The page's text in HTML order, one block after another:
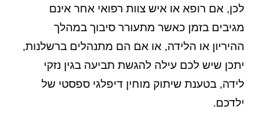
לכן, אם רופא או איש צוות רפואי אחר אינם
מגיבים בזמן כאשר מתעורר סיבוך במהלך
ההיריון או הלידה, או אם הם מתנהלים ברשלנות,
יתכן שיש לכם עילה להגשת תביעה בגין נזקי
לידה, בטענת שיתוק מוחין דיפלגי ספסטי של
ילדכם.